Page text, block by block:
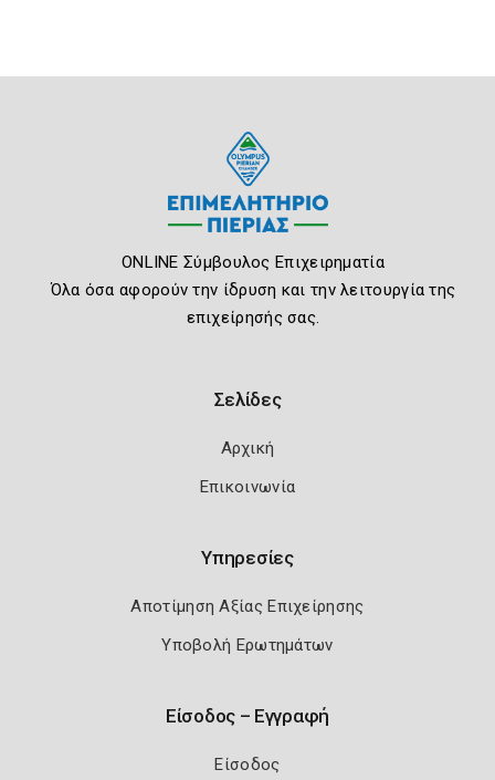
ONLINE Σύμβουλος Επιχειρηματία
Όλα όσα αφορούν την ίδρυση και την λειτουργία της
επιχείρησής σας.
Σελίδες
Αρχική
Επικοινωνία
Υπηρεσίες
Αποτίμηση Αξίας Επιχείρησης
Υποβολή Ερωτημάτων
Είσοδος – Εγγραφή
Είσοδος